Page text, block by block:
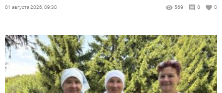
01 августа 2026, 09:30 569 0 0